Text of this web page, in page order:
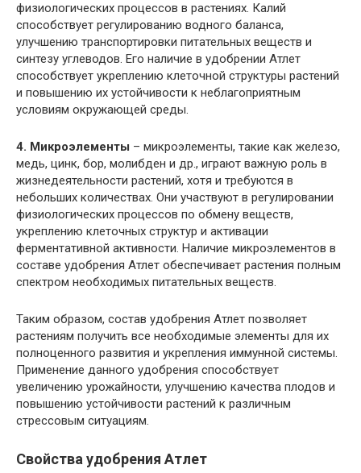
физиологических процессов в растениях. Калий
способствует регулированию водного баланса,
улучшению транспортировки питательных веществ и
синтезу углеводов. Его наличие в удобрении Атлет
способствует укреплению клеточной структуры растений
и повышению их устойчивости к неблагоприятным
условиям окружающей среды.
4. Микроэлементы – микроэлементы, такие как железо,
медь, цинк, бор, молибден и др., играют важную роль в
жизнедеятельности растений, хотя и требуются в
небольших количествах. Они участвуют в регулировании
физиологических процессов по обмену веществ,
укреплению клеточных структур и активации
ферментативной активности. Наличие микроэлементов в
составе удобрения Атлет обеспечивает растения полным
спектром необходимых питательных веществ.
Таким образом, состав удобрения Атлет позволяет
растениям получить все необходимые элементы для их
полноценного развития и укрепления иммунной системы.
Применение данного удобрения способствует
увеличению урожайности, улучшению качества плодов и
повышению устойчивости растений к различным
стрессовым ситуациям.
Свойства удобрения Атлет